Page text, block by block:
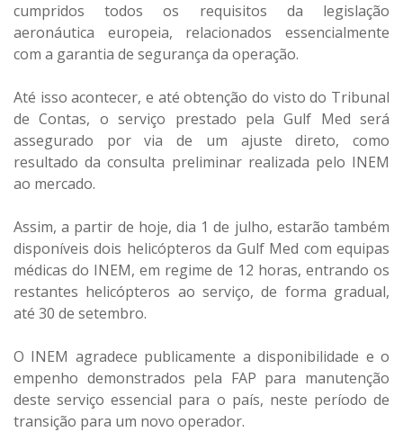
cumpridos todos os requisitos da legislação
aeronáutica europeia, relacionados essencialmente
com a garantia de segurança da operação.
Até isso acontecer, e até obtenção do visto do Tribunal
de Contas, o serviço prestado pela Gulf Med será
assegurado por via de um ajuste direto, como
resultado da consulta preliminar realizada pelo INEM
ao mercado.
Assim, a partir de hoje, dia 1 de julho, estarão também
disponíveis dois helicópteros da Gulf Med com equipas
médicas do INEM, em regime de 12 horas, entrando os
restantes helicópteros ao serviço, de forma gradual,
até 30 de setembro.
O INEM agradece publicamente a disponibilidade e o
empenho demonstrados pela FAP para manutenção
deste serviço essencial para o país, neste período de
transição para um novo operador.